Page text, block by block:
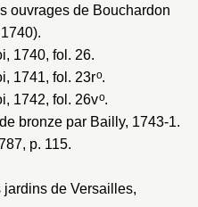
ouvrages de Bouchardon
1740, fol. 26.
1741, fol. 23ro.
1742, fol. 26vo.
bronze par Bailly, 1743-1.
, p. 115.
jardins de Versailles,